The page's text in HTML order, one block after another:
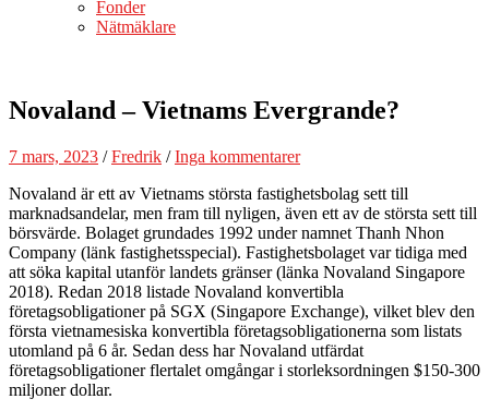
Fonder
Nätmäklare
Novaland – Vietnams Evergrande?
7 mars, 2023 /Fredrik /Inga kommentarer
Novaland är ett av Vietnams största fastighetsbolag sett till
marknadsandelar, men fram till nyligen, även ett av de största sett till
börsvärde. Bolaget grundades 1992 under namnet Thanh Nhon
Company (länk fastighetsspecial). Fastighetsbolaget var tidiga med
att söka kapital utanför landets gränser (länka Novaland Singapore
2018). Redan 2018 listade Novaland konvertibla
företagsobligationer på SGX (Singapore Exchange), vilket blev den
första vietnamesiska konvertibla företagsobligationerna som listats
utomland på 6 år. Sedan dess har Novaland utfärdat
företagsobligationer flertalet omgångar i storleksordningen $150-300
miljoner dollar.